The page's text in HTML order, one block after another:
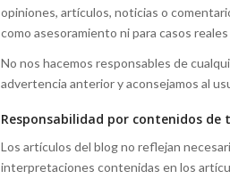
opiniones, artículos, noticias o
como asesoramiento ni para casos
No nos hacemos responsables de
advertencia anterior y aconsejamos al
Responsabilidad por contenidos de
Los artículos del blog no reflejan
interpretaciones contenidas en los